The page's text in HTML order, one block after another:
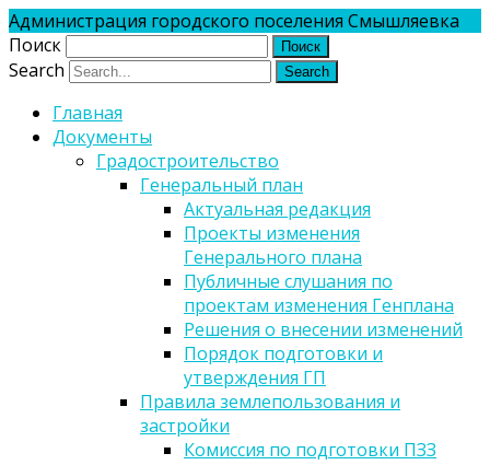
Администрация городского поселения Смышляевка
Поиск
Search
Главная
Документы
Градостроительство
Генеральный план
Актуальная редакция
Проекты изменения
Генерального плана
Публичные слушания по
проектам изменения Генплана
Решения о внесении изменений
Порядок подготовки и
утверждения ГП
Правила землепользования и
застройки
Комиссия по подготовки ПЗЗ